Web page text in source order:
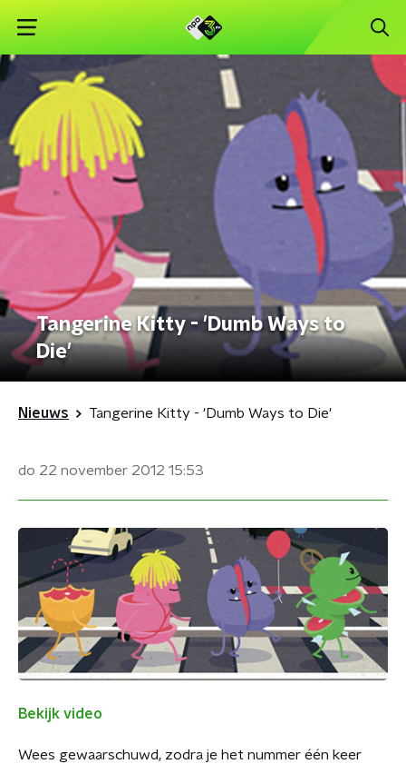
Tangerine Kitty - 'Dumb Ways to
Die'
Nieuws Tangerine Kitty - 'Dumb Ways to Die'
do 22 november 2012 15:53
Bekijk video
Wees gewaarschuwd, zodra je het nummer één keer